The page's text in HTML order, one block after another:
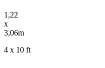
1,22
x
3,06m
4 x 10 ft